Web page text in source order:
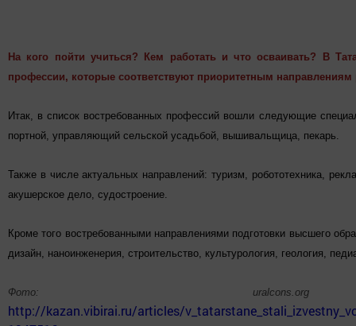
На кого пойти учиться? Кем работать и что осваивать? В
профессии, которые соответствуют приоритетным направлениям
Итак, в список востребованных профессий вошли следующие
портной, управляющий сельской усадьбой, вышивальщица, пекарь.
Также в числе актуальных направлений: туризм, робототехника,
акушерское дело, судостроение.
Кроме того востребованными направлениями подготовки высшего
дизайн, наноинженерия, строительство, культурология, геология,
Фото:
http://kazan.vibirai.ru/articles/